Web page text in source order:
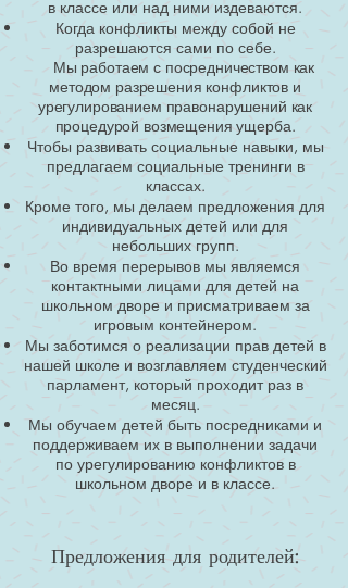
в классе или над ними издеваются.
Когда конфликты между собой не
разрешаются сами по себе.
Мы работаем с посредничеством как
методом разрешения конфликтов и
урегулированием правонарушений как
процедурой возмещения ущерба.
Чтобы развивать социальные навыки, мы
предлагаем социальные тренинги в
классах.
Кроме того, мы делаем предложения для
индивидуальных детей или для
небольших групп.
Во время перерывов мы являемся
контактными лицами для детей на
школьном дворе и присматриваем за
игровым контейнером.
Мы заботимся о реализации прав детей в
нашей школе и возглавляем студенческий
парламент, который проходит раз в
месяц.
Мы обучаем детей быть посредниками и
поддерживаем их в выполнении задачи
по урегулированию конфликтов в
школьном дворе и в классе.
Предложения для родителей: